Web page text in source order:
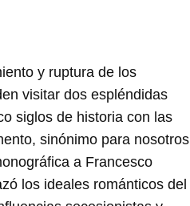
y ruptura de los
visitar dos espléndidas
siglos de historia con las
sinónimo para nosotros
a Francesco
los ideales románticos del